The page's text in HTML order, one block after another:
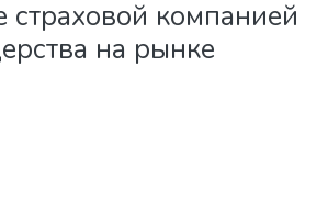
страховой компанией
на рынке